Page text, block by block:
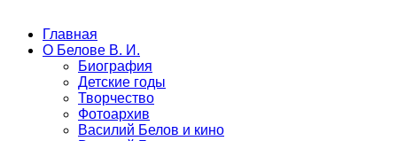
Главная
О Белове В. И.
Биография
Детские годы
Творчество
Фотоархив
Василий Белов и кино